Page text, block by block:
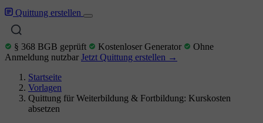
Quittung erstellen
§ 368 BGB geprüft Kostenloser Generator
Ohne
Anmeldung nutzbar Jetzt Quittung erstellen →
Startseite
Vorlagen
Quittung für Weiterbildung & Fortbildung: Kurskosten
absetzen